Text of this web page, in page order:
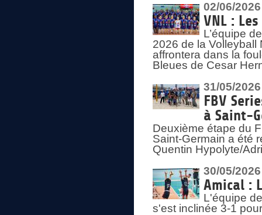
02/06/2026
VNL :
L’équipe
2026 de la
affrontera dans la
Bleues de Cesar
31/05/2026
FBV
à Saint-
Deuxième étape du
Saint-Germain a été
Quentin Hypolyte/
30/05/2026
Amical :
L'équipe
s'est inclinée 3-1